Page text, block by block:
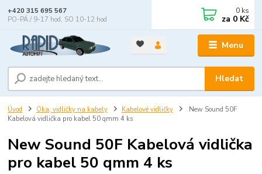
Menu
Hledat
+420 315 695 567
PO-PÁ / 9-17 hod, SO 10-12 hod
0 ks
za 0 Kč
Úvod Oka, vidličky na kabely Kabelové vidličky
New Sound 50F
Kabelová vidlička pro kabel 50 qmm 4 ks
New Sound 50F Kabelová vidlička
pro kabel 50 qmm 4 ks